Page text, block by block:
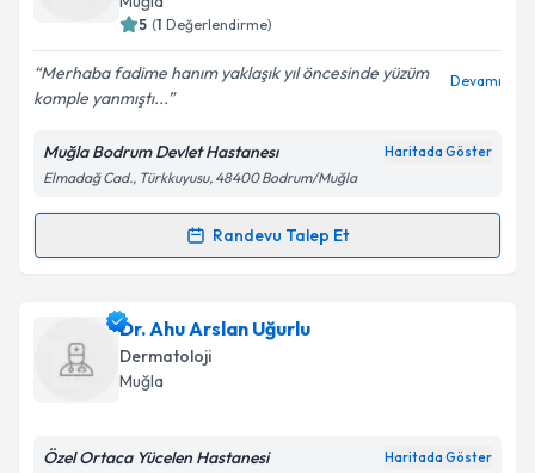
bilgilendireceğiz.
E-posta Adresiniz
Kişisel verilerimin işlenmesine ilişkin
Metni'ni okudum ve kişisel verilerimin belirtilen
kapsamda işlenmesini kabul ediyorum.
5 (1 Değerlendirme)
Merhaba fadime hanım yaklaşık yıl öncesinde yüzüm
komple yanmıştı...
Devamı
Muğla Bodrum Devlet Hastanesı Haritada Göster
Elmadağ Cad., Türkkuyusu, 48400 Bodrum/Muğla
Randevu Talep Et
Randevu Takvimi Talebi
Dr. Fadime Ekin Kiriş için randevu takvimi talebi
oluşturun. Size bu uzmandan randevu almanız için bir
takvim hazırlandığında e-posta ile bilgilendireceğiz.
Dr. Ahu Arslan Uğurlu
Dermatoloji
Muğla
Özel Ortaca Yücelen Hastanesi Haritada Göster